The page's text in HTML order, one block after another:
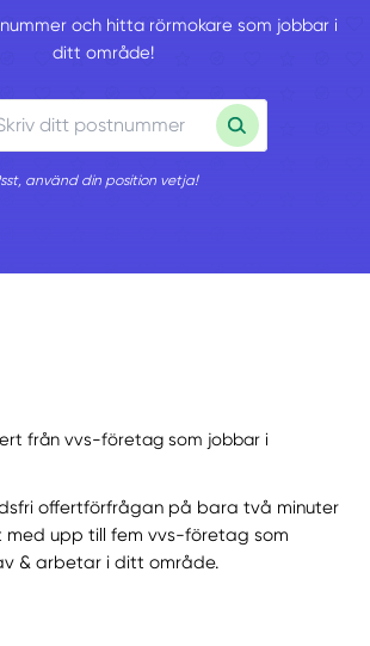
och hitta rörmokare som jobbar i
ditt område!
använd din position vetja!
från vvs-företag som jobbar i
offertförfrågan på bara två minuter
med upp till fem vvs-företag som
& arbetar i ditt område.